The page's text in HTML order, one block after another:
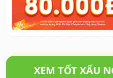
XEM TỐT XẤU